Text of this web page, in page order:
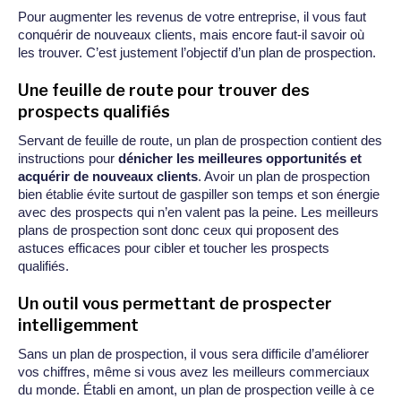
Pour augmenter les revenus de votre entreprise, il vous faut
conquérir de nouveaux clients, mais encore faut-il savoir où
les trouver. C’est justement l’objectif d’un plan de prospection.
Une feuille de route pour trouver des
prospects qualifiés
Servant de feuille de route, un plan de prospection contient des
instructions pour dénicher les meilleures opportunités et
acquérir de nouveaux clients. Avoir un plan de prospection
bien établie évite surtout de gaspiller son temps et son énergie
avec des prospects qui n’en valent pas la peine. Les meilleurs
plans de prospection sont donc ceux qui proposent des
astuces efficaces pour cibler et toucher les prospects
qualifiés.
Un outil vous permettant de prospecter
intelligemment
Sans un plan de prospection, il vous sera difficile d’améliorer
vos chiffres, même si vous avez les meilleurs commerciaux
du monde. Établi en amont, un plan de prospection veille à ce